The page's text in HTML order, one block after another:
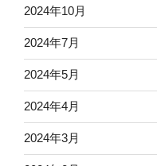
2024年10月
2024年7月
2024年5月
2024年4月
2024年3月